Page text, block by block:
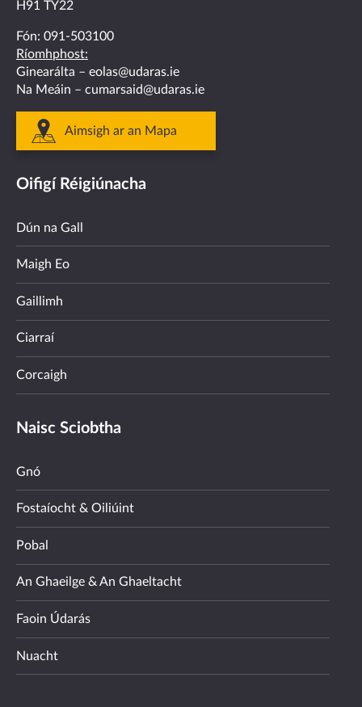
H91 TY22
Fón: 091-503100
Ríomhphost:
Ginearálta – eolas@udaras.ie
Na Meáin – cumarsaid@udaras.ie
Aimsigh ar an Mapa
Oifigí Réigiúnacha
Dún na Gall
Maigh Eo
Gaillimh
Ciarraí
Corcaigh
Naisc Sciobtha
Gnó
Fostaíocht & Oiliúint
Pobal
An Ghaeilge & An Ghaeltacht
Faoin Údarás
Nuacht